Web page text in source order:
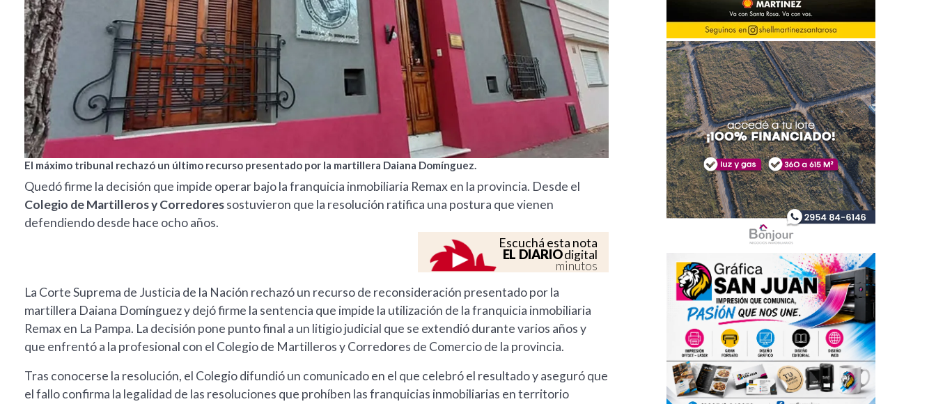
El máximo tribunal rechazó un último recurso presentado por la martillera Daiana Domínguez.
Quedó firme la decisión que impide operar bajo la franquicia inmobiliaria Remax en la provincia. Desde el
Colegio de Martilleros y Corredoressostuvieron que la resolución ratifica una postura que vienen
defendiendo desde hace ocho años.
Escuchá esta nota
EL DIARIOdigital
minutos
La Corte Suprema de Justicia de la Nación rechazó un recurso de reconsideración presentado por la
martillera Daiana Domínguez y dejó firme la sentencia que impide la utilización de la franquicia inmobiliaria
Remax en La Pampa. La decisión pone punto final a un litigio judicial que se extendió durante varios años y
que enfrentó a la profesional con el Colegio de Martilleros y Corredores de Comercio de la provincia.
Tras conocerse la resolución, el Colegio difundió un comunicado en el que celebró el resultado y aseguró que
el fallo confirma la legalidad de las resoluciones que prohíben las franquicias inmobiliarias en territorio